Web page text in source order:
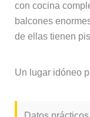
con cocina
balcones
de ellas tienen
Un lugar idóneo